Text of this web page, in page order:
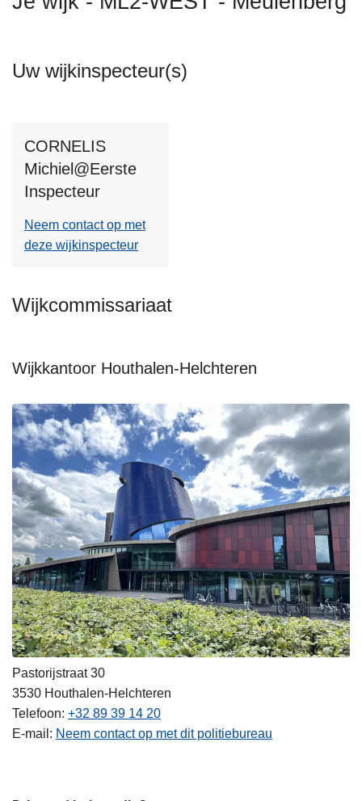
Uw wijkinspecteur(s)
CORNELIS
Michiel@Eerste
Inspecteur
Neem contact op met
deze wijkinspecteur
Wijkcommissariaat
Wijkkantoor Houthalen-Helchteren
Pastorijstraat 30
3530 Houthalen-Helchteren
Telefoon +32 89 39 14 20
E-mail
Neem contact op met dit politiebureau